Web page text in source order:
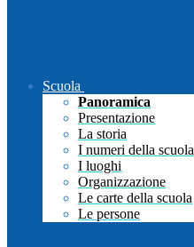
Scuola
Panoramica
Presentazione
La storia
I numeri della scuola
I luoghi
Organizzazione
Le carte della scuola
Le persone